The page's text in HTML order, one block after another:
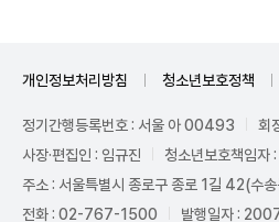
개인정보처리방침 청소년보호정책
정기간행등록번호 : 서울 아 00493
회
사장·편집인 : 임규진
청소년보호책임자
주소 : 서울특별시 종로구 종로 1길 42(수
전화 : 02-767-1500
발행일자 :